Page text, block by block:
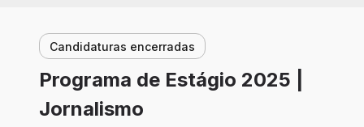
Candidaturas encerradas
Programa de Estágio 2025 |
Jornalismo